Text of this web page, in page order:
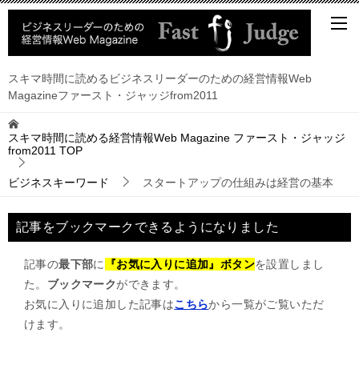
スキマ時間に読めるビジネスリーダーのための経営情報Web
Magazineファースト・ジャッジfrom2011
スキマ時間に読める経営情報Web Magazine ファースト・ジャッジ
from2011 TOP
ビジネスキーワード スタートアップの仕組みは経営の基本
記事をブックマークできるようになりました
記事の最下部に 『お気に入りに追加』ボタンを設置しまし
た。 ブックマークができます。
お気に入りに追加した記事はこちらから一覧がご覧いただ
けます。